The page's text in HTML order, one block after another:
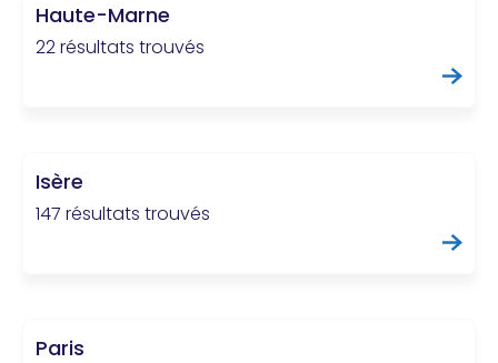
Haute-Marne
22 résultats trouvés
Isère
147 résultats trouvés
Paris